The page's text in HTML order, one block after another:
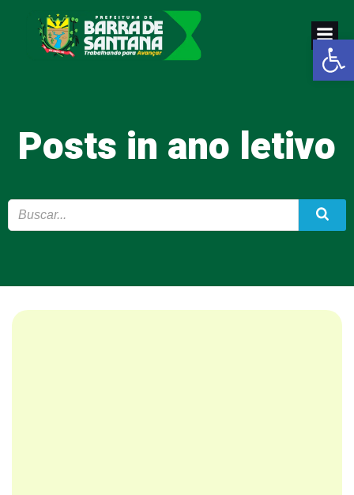
Abrir
Pular
para
o
conteúdo
Posts in ano letivo